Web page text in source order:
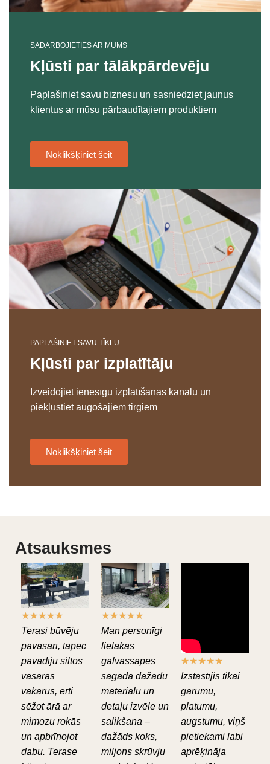
SADARBOJIETIES AR MUMS
Kļūsti par tālākpārdevēju
Paplašiniet savu biznesu un sasniedziet jaunus
klientus ar mūsu pārbaudītajiem produktiem
Noklikšķiniet šeit
PAPLAŠINIET SAVU TĪKLU
Kļūsti par izplatītāju
Izveidojiet ienesīgu izplatīšanas kanālu un
piekļūstiet augošajiem tirgiem
Noklikšķiniet šeit
Atsauksmes
★★★★★
Terasi būvēju
pavasarī, tāpēc
pavadīju siltos
vasaras
vakarus, ērti
sēžot ārā ar
mimozu rokās
un apbrīnojot
dabu. Terase
★★★★★
Man personīgi
lielākās
galvassāpes
sagādā dažādu
materiālu un
detaļu izvēle un
salikšana –
dažāds koks,
miljons skrūvju
★★★★★
Izstāstījis tikai
garumu,
platumu,
augstumu, viņš
pietiekami labi
aprēķināja